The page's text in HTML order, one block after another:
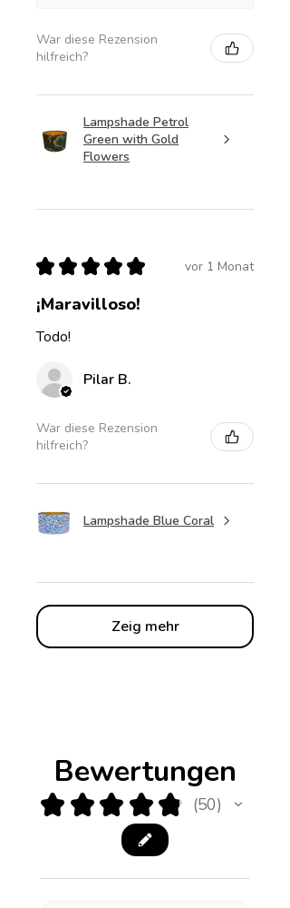
War diese Rezension
hilfreich?
Lampshade Petrol
Green with Gold
Flowers
★ ★ ★ ★ ★ vor 1 Monat
¡Maravilloso!
Todo!
Pilar B.
War diese Rezension
hilfreich?
Lampshade Blue Coral
Zeig mehr
Bewertungen
★ ★ ★ ★ ★ 50
50